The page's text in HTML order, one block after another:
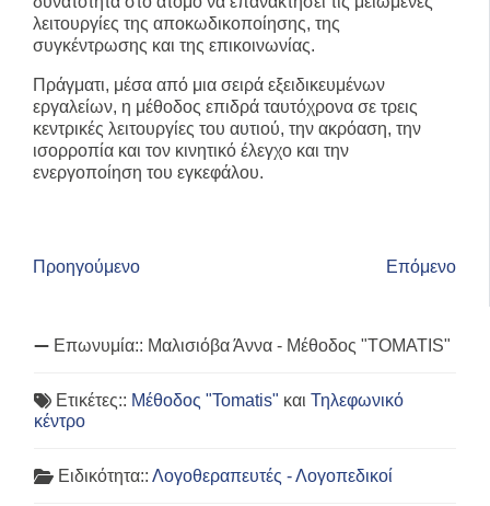
λειτουργίες της αποκωδικοποίησης, της
συγκέντρωσης και της επικοινωνίας.
Πράγματι, μέσα από μια σειρά εξειδικευμένων
εργαλείων, η μέθοδος επιδρά ταυτόχρονα σε τρεις
κεντρικές λειτουργίες του αυτιού, την ακρόαση, την
ισορροπία και τον κινητικό έλεγχο και την
ενεργοποίηση του εγκεφάλου.
Προηγούμενο Επόμενο
Επωνυμία:: Μαλισιόβα Άννα - Μέθοδος "TOMATIS"
Ετικέτες:: Μέθοδος "Tomatis" καιΤηλεφωνικό
κέντρο
Ειδικότητα::Λογοθεραπευτές - Λογοπεδικοί